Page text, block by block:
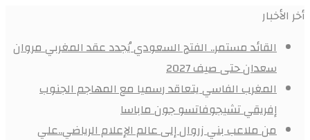
أخر الأخبار
القائد مستمر.. الفتح السعودي يُجدد عقد المغربي مروان
سعدان حتى صيف 2027
المغرب الفاسي يتعاقد رسميا مع المهاجم الجنوب
إفريقي تشيجوفاتسو جون ماباسا
من ملاعب بني زروال إلى عالم الإعلام الرياضي..علي